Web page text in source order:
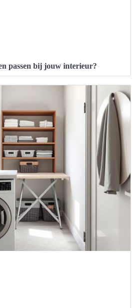
passen bij jouw interieur?